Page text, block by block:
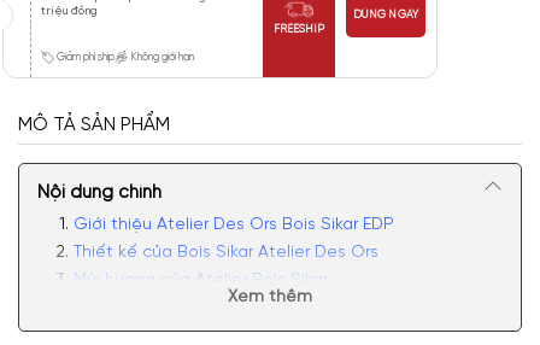
triệu đồng
Giảm phí ship Không giới hạn
FREESHIP
DÙNG NGAY
MÔ TẢ SẢN PHẨM
Nội dung chính
Giới thiệu Atelier Des Ors Bois Sikar EDP
Thiết kế của Bois Sikar Atelier Des Ors
Mùi hương của Atelier Bois Sikar
Xem thêm